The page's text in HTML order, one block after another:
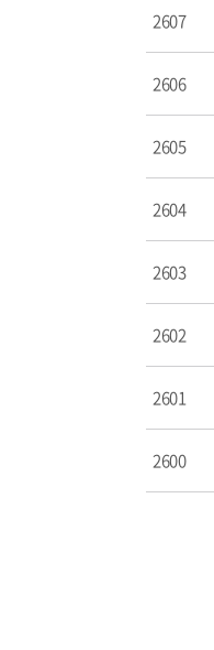
2607
2606
2605
2604
2603
2602
2601
2600